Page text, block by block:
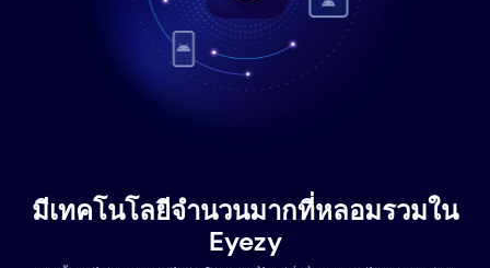
มีเทคโนโลยีจำนวนมากที่หลอมรวมใน
Eyezy